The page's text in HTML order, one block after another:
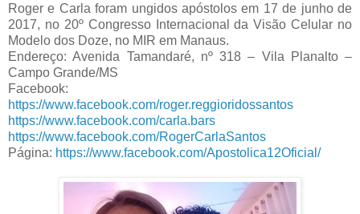
Roger e Carla foram ungidos apóstolos em 17 de junho de
2017, no 20º Congresso Internacional da Visão Celular no
Modelo dos Doze, no MIR em Manaus.
Endereço: Avenida Tamandaré, nº 318 – Vila Planalto –
Campo Grande/MS
Facebook:
https://www.facebook.com/roger.reggioridossantos
https://www.facebook.com/carla.bars
https://www.facebook.com/RogerCarlaSantos
Página: https://www.facebook.com/Apostolica12Oficial/